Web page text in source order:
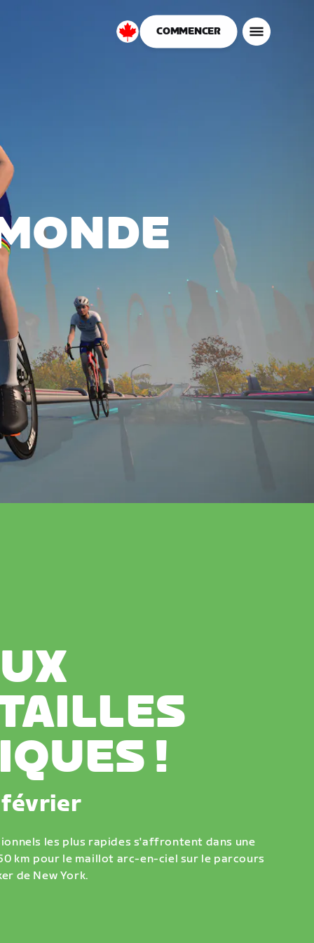
Canada
COMMENCER
!
février
les plus rapides s'affrontent dans une
km pour le maillot arc-en-ciel sur le parcours
de New York.